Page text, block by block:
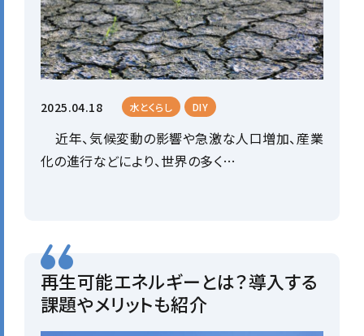
2025.04.18 水とくらし DIY
近年、気候変動の影響や急激な人口増加、産業
化の進行などにより、世界の多く…
再生可能エネルギーとは？導入する
課題やメリットも紹介